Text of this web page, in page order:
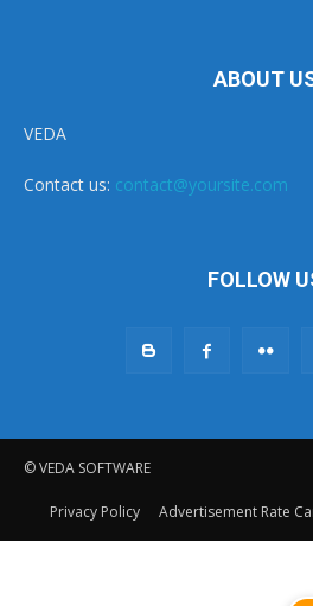
ABOUT
VEDA
Contact us: contact@yoursite.com
FOLLOW
© VEDA SOFTWARE
Privacy Policy Advertisement Rate